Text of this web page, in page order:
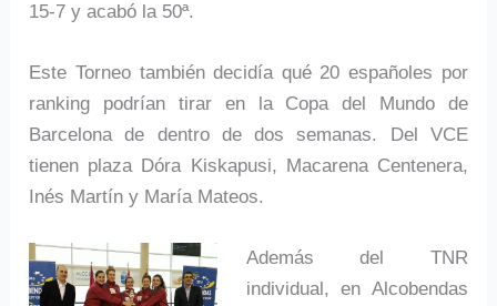
15-7 y acabó la 50ª.
Este Torneo también decidía qué 20 españoles por
ranking podrían tirar en la Copa del Mundo de
Barcelona de dentro de dos semanas. Del VCE
tienen plaza Dóra Kiskapusi, Macarena Centenera,
Inés Martín y María Mateos.
Además del TNR
individual, en Alcobendas